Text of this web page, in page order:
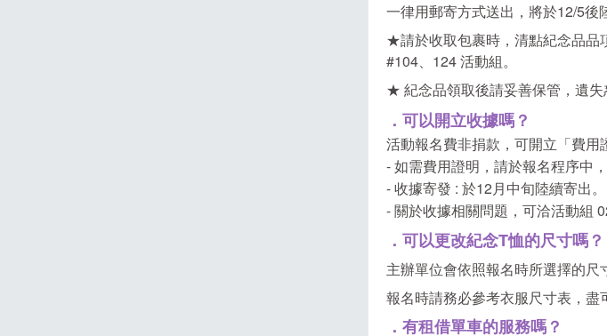
一律用郵寄方式送出，將於12/5後
★請於收取包裹時，清點紀念品品
#104、124 活動組。
★ 紀念品領取後請妥善保管，遺失
．可以開立收據嗎？
活動報名費非捐款，可開立「費用
- 如需費用證明，請於報名程序中
- 收據寄發 : 於12月中旬陸續寄出。
- 關於收據相關問題，可洽活動組
．可以更改紀念T恤的尺寸嗎？
主辦單位會依照報名時所選擇的尺
報名時請務必參考衣服尺寸表，盡
．有租借單車的服務嗎？